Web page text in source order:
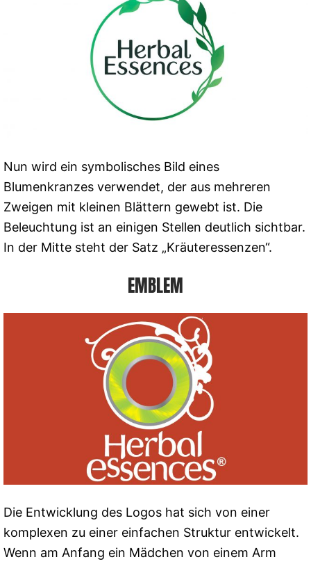
Nun wird ein symbolisches Bild eines
Blumenkranzes verwendet, der aus mehreren
Zweigen mit kleinen Blättern gewebt ist. Die
Beleuchtung ist an einigen Stellen deutlich sichtbar.
In der Mitte steht der Satz „Kräuteressenzen“.
EMBLEM
Die Entwicklung des Logos hat sich von einer
komplexen zu einer einfachen Struktur entwickelt.
Wenn am Anfang ein Mädchen von einem Arm